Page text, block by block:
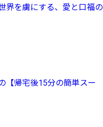
界を虜にする、愛と口福の
【帰宅後15分の簡単スー